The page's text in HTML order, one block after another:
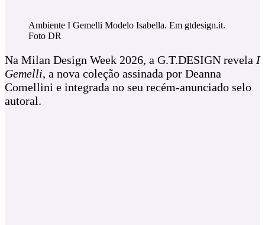
Ambiente I Gemelli Modelo Isabella. Em gtdesign.it.
Foto DR
Na Milan Design Week 2026, a G.T.DESIGN revela I
Gemelli, a nova coleção assinada por Deanna
Comellini e integrada no seu recém‑anunciado selo
autoral.